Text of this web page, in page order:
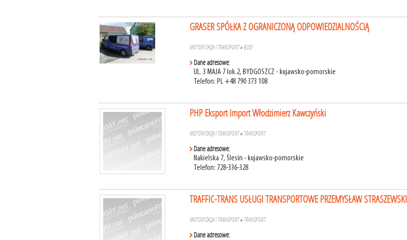
GRASER SPÓŁKA Z OGRANICZONĄ ODPOWIEDZIALNOŚCIĄ
MOTORYZACJA I TRANSPORT»BUSY
Dane adresowe:
UL. 3 MAJA 7 lok.2, BYDGOSZCZ - kujawsko-pomorskie
Telefon: PL +48 790 373 108
PHP Eksport Import Włodzimierz Kawczyński
MOTORYZACJA I TRANSPORT» TRANSPORT
Dane adresowe:
Nakielska 7, Ślesin - kujawsko-pomorskie
Telefon: 728-336-328
TRAFFIC-TRANS USŁUGI TRANSPORTOWE PRZEMYSŁAW STRASZEWSKI
MOTORYZACJA I TRANSPORT» TRANSPORT
Dane adresowe: